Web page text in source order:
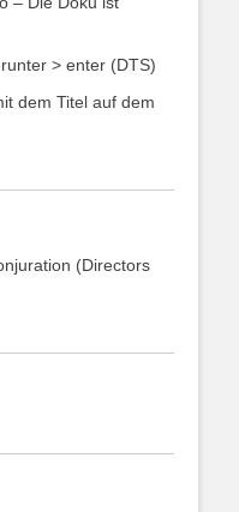
> enter (DTS)
dem Titel auf dem
(Directors